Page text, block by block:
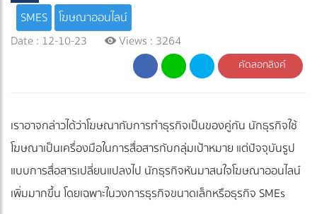
SMES
โฆษณาออนไลน์
Date : 12-10-23
Views : 3264
คัดลอกลิงค์
เราอาจกล่าวได้ว่าโฆษณากับการทำธุรกิจเป็นของคู่กัน นักธุรกิจใช้
โฆษณาเป็นเครื่องมือในการสื่อสารกับกลุ่มเป้าหมาย แต่ปัจจุบันรูป
แบบการสื่อสารเปลี่ยนแปลงไป นักธุรกิจหันมาสนใจโฆษณาออนไลน์
เพิ่มมากขึ้น โดยเฉพาะในวงการธุรกิจขนาดเล็กหรือธุรกิจ SMEs